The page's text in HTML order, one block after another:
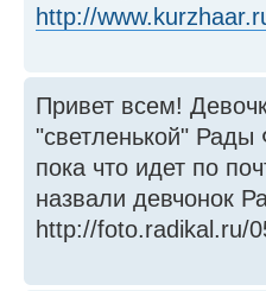
http://
Привет всем!
"светленькой" Рады
пока что идет по
назвали девчонок
http://foto.radikal.ru/